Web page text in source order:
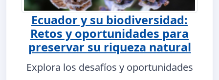
Ecuador y su biodiversidad:
Retos y oportunidades para
preservar su riqueza natural
Explora los desafíos y oportunidades